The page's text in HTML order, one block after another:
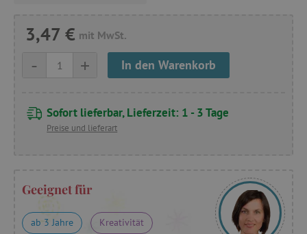
3,47 € mit MwSt.
+
- In den Warenkorb
Sofort lieferbar, Lieferzeit: 1 - 3 Tage
Preise und lieferart
Geeignet für
ab 3 Jahre Kreativität